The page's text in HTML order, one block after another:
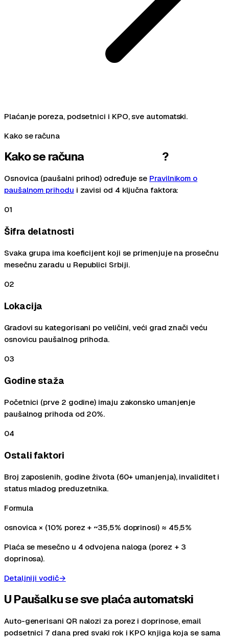
Plaćanje poreza, podsetnici i KPO, sve automatski.
Kako se računa
Kako se računa ?
Osnovica (paušalni prihod) određuje se Pravilnikom o
paušalnom prihodu i zavisi od 4 ključna faktora:
01
Šifra delatnosti
Svaka grupa ima koeficijent koji se primenjuje na prosečnu
mesečnu zaradu u Republici Srbiji.
02
Lokacija
Gradovi su kategorisani po veličini, veći grad znači veću
osnovicu paušalnog prihoda.
03
Godine staža
Početnici (prve 2 godine) imaju zakonsko umanjenje
paušalnog prihoda od 20%.
04
Ostali faktori
Broj zaposlenih, godine života (60+ umanjenja), invaliditet i
status mladog preduzetnika.
Formula
osnovica × (10% porez + ~35,5% doprinosi) ≈ 45,5%
Plaća se mesečno u 4 odvojena naloga (porez + 3
doprinosa).
Detaljniji vodič→
U Paušalku se sve plaćaautomatski
Auto-generisani QR nalozi za porez i doprinose, email
podsetnici 7 dana pred svaki rok i KPO knjiga koja se sama